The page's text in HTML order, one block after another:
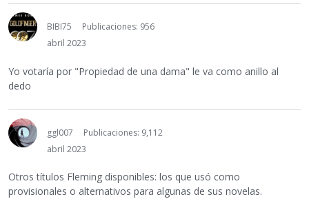
BIBI75
Publicaciones: 956
abril 2023
Yo votaría por "Propiedad de una dama" le va como anillo al
dedo
ggl007
Publicaciones: 9,112
abril 2023
Otros títulos Fleming disponibles: los que usó como
provisionales o alternativos para algunas de sus novelas.